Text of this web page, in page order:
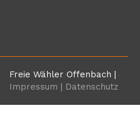
Freie Wähler Offenbach |
Impressum
| Datenschutz